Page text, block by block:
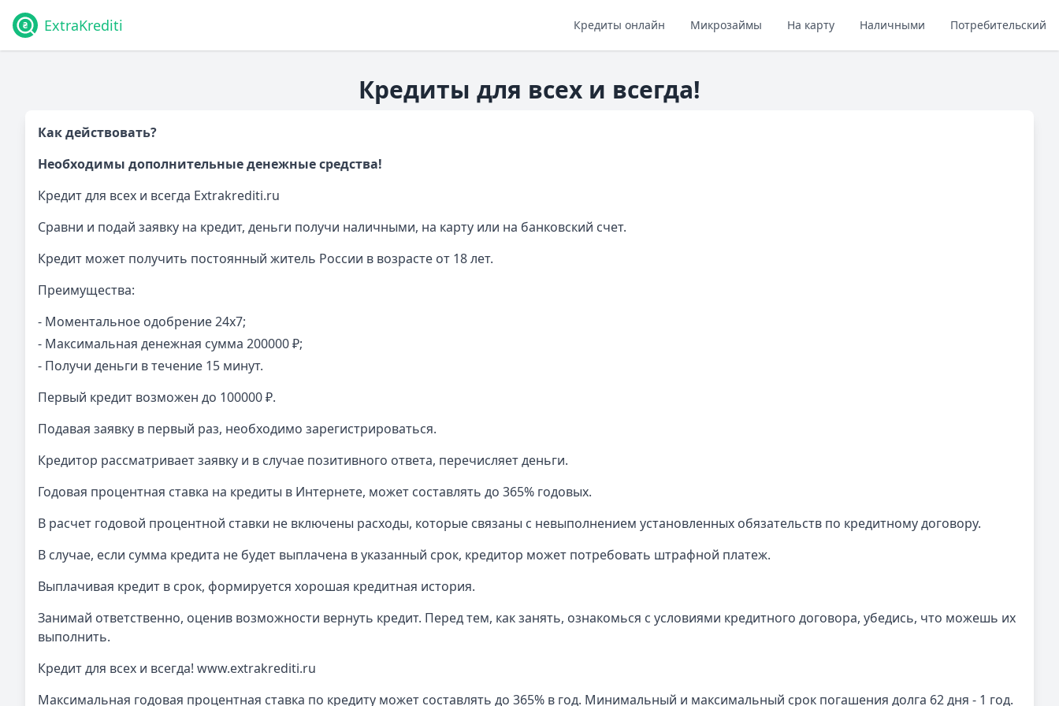
ExtraKrediti Кредиты онлайн Микрозаймы На карту Наличными Потребительский
Кредиты для всех и всегда!
Как действовать?
Необходимы дополнительные денежные средства!
Кредит для всех и всегда Extrakrediti.ru
Сравни и подай заявку на кредит, деньги получи наличными, на карту или на банковский счет.
Кредит может получить постоянный житель России в возрасте от 18 лет.
Преимущества:
- Моментальное одобрение 24x7;
- Максимальная денежная сумма 200000 ₽;
- Получи деньги в течение 15 минут.
Первый кредит возможен до 100000 ₽.
Подавая заявку в первый раз, необходимо зарегистрироваться.
Кредитор рассматривает заявку и в случае позитивного ответа, перечисляет деньги.
Годовая процентная ставка на кредиты в Интернете, может составлять до 365% годовых.
В расчет годовой процентной ставки не включены расходы, которые связаны с невыполнением установленных обязательств по кредитному договору.
В случае, если сумма кредита не будет выплачена в указанный срок, кредитор может потребовать штрафной платеж.
Выплачивая кредит в срок, формируется хорошая кредитная история.
Занимай ответственно, оценив возможности вернуть кредит. Перед тем, как занять, ознакомься с условиями кредитного договора, убедись, что можешь их
выполнить.
Кредит для всех и всегда! www.extrakrediti.ru
Максимальная годовая процентная ставка по кредиту может составлять до 365% в год. Минимальный и максимальный срок погашения долга 62 дня - 1 год.